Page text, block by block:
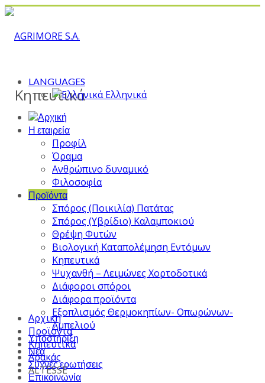
LANGUAGES
Ελληνικά
Η εταιρεία
Προφίλ
Όραμα
Ανθρώπινο δυναμικό
Φιλοσοφία
Προϊόντα
Σπόρος (Ποικιλία) Πατάτας
Σπόρος (Υβρίδιο) Καλαμποκιού
Θρέψη Φυτών
Βιολογική Καταπολέμηση Εντόμων
Κηπευτικά
Ψυχανθή – Λειμώνες Χορτοδοτικά
Διάφοροι σπόροι
Διάφορα προϊόντα
Εξοπλισμός Θερμοκηπίων- Οπωρώνων-
Αμπελιού
Υποστήριξη
Νέα
Συχνές ερωτήσεις
Επικοινωνία
Κηπευτικά
Αρχική
Προϊόντα
Κηπευτικά
Αρακάς
ALTESSE